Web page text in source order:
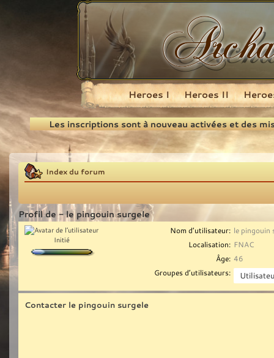
Recherche
Heroes I Heroes II
Les inscriptions sont à nouveau activées et des
Index du forum
Profil de - le pingouin surgele
Initié
Nom d’utilisateur: le pingouin
Localisation: FNAC
Âge: 46
Groupes d’utilisateurs:
Contacter le pingouin surgele